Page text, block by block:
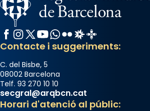
Facebook
Instagram
X / Twitter
YouTube
WhatsApp
FlickrRadio Estel
Catalunya
Contacte i suggeriments:
C. del Bisbe, 5
08002 Barcelona
Telf. 93 270 10 10
secgral@arqbcn.cat
Horari d'atenció al públic: